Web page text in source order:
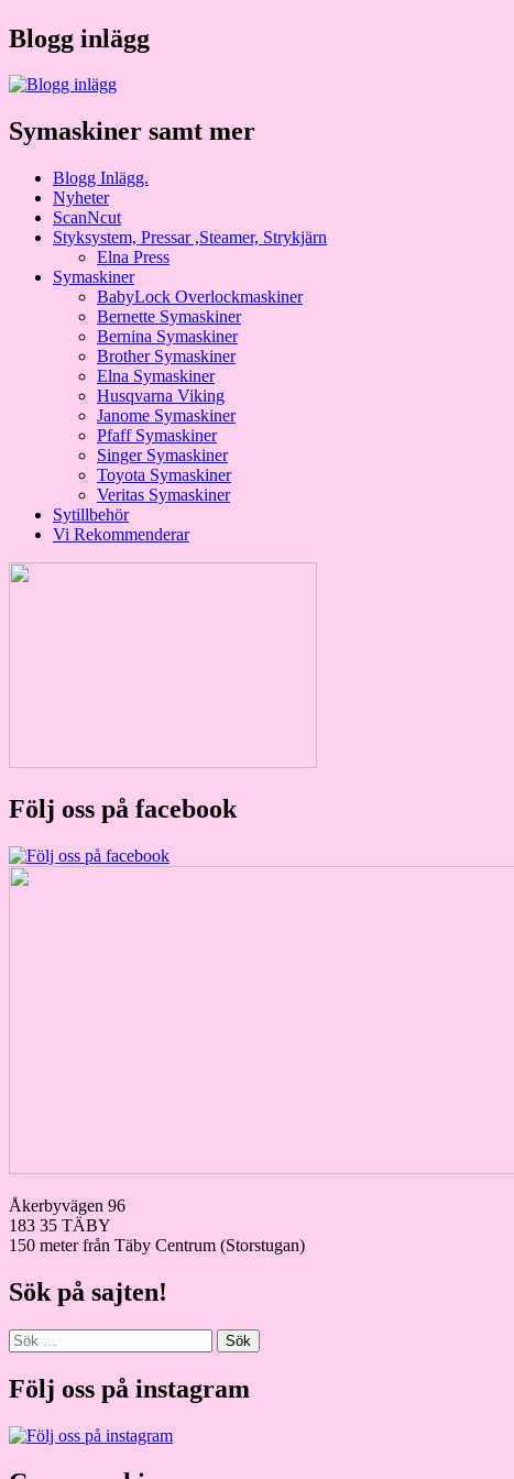
Blogg inlägg
Symaskiner samt mer
Blogg Inlägg.
Nyheter
ScanNcut
Styksystem, Pressar ,Steamer, Strykjärn
Elna Press
Symaskiner
BabyLock Overlockmaskiner
Bernette Symaskiner
Bernina Symaskiner
Brother Symaskiner
Elna Symaskiner
Husqvarna Viking
Janome Symaskiner
Pfaff Symaskiner
Singer Symaskiner
Toyota Symaskiner
Veritas Symaskiner
Sytillbehör
Vi Rekommenderar
Följ oss på facebook
Åkerbyvägen 96
183 35 TÄBY
150 meter från Täby Centrum (Storstugan)
Sök på sajten!
Sök
efter:
Följ oss på instagram